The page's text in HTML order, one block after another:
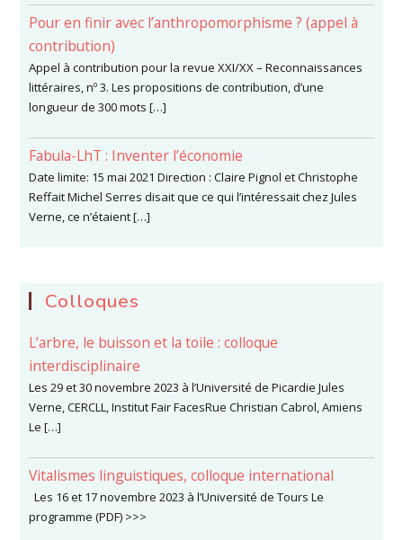
Pour en finir avec l’anthropomorphisme ? (appel à
contribution)
Appel à contribution pour la revue XXI/XX – Reconnaissances
littéraires, nº 3. Les propositions de contribution, d’une
longueur de 300 mots […]
Fabula-LhT : Inventer l’économie
Date limite: 15 mai 2021 Direction : Claire Pignol et Christophe
Reffait Michel Serres disait que ce qui l’intéressait chez Jules
Verne, ce n’étaient […]
Colloques
L’arbre, le buisson et la toile : colloque
interdisciplinaire
Les 29 et 30 novembre 2023 à l’Université de Picardie Jules
Verne, CERCLL, Institut Fair FacesRue Christian Cabrol, Amiens
Le […]
Vitalismes linguistiques, colloque international
Les 16 et 17 novembre 2023 à l’Université de Tours Le
programme (PDF) >>>